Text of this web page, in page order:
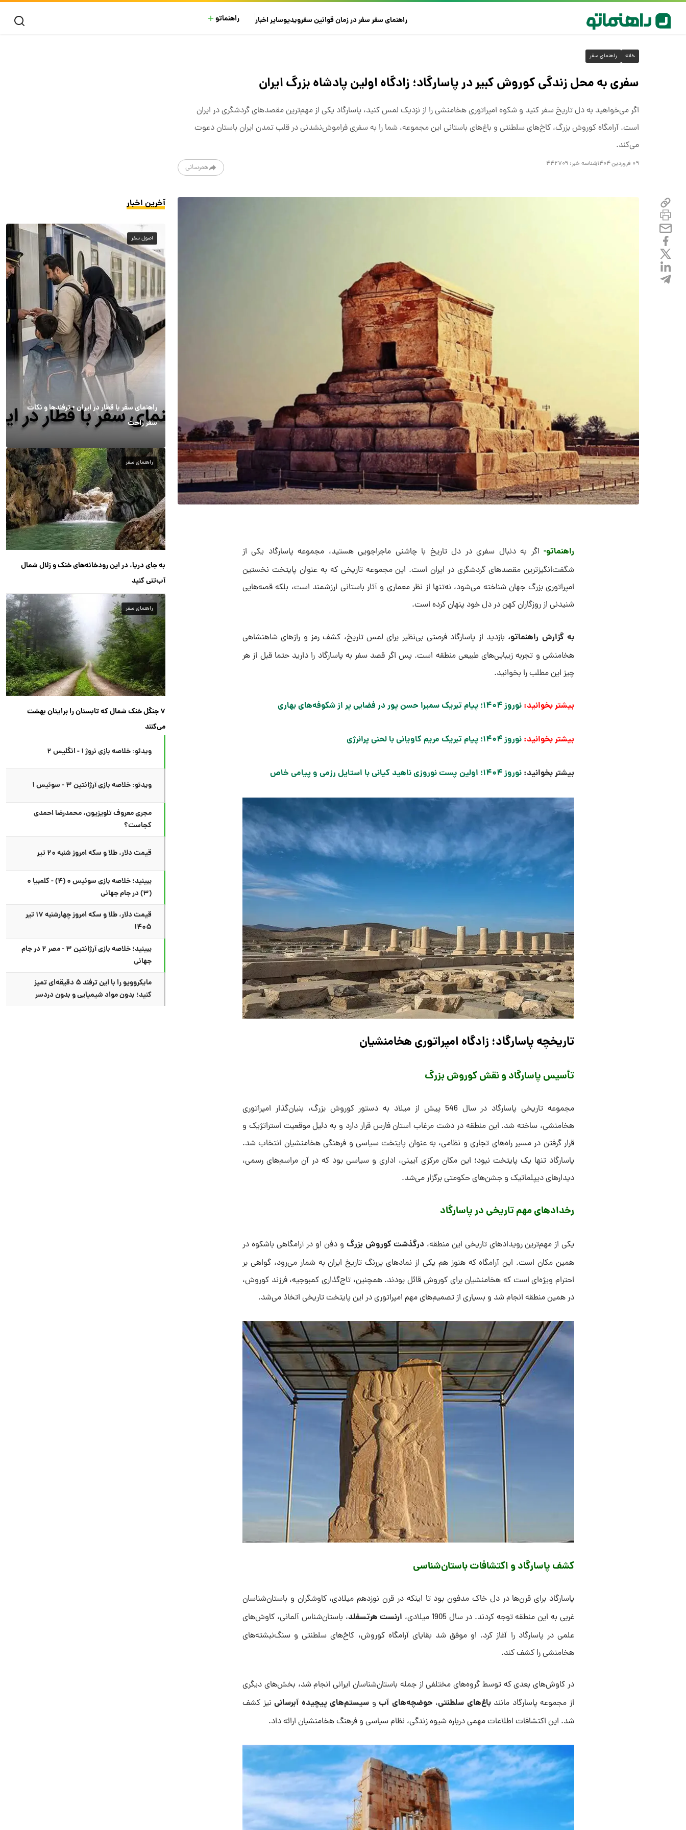
راهنمای سفرسفر در زمانقوانین سفرویدیوسایراخبار راهنماتو
خانه راهنمای سفر
سفری به محل زندگی کوروش کبیر در پاسارگاد؛ زادگاه اولین پادشاه بزرگ ایران
اگر می‌خواهید به دل تاریخ سفر کنید و شکوه امپراتوری هخامنشی را از نزدیک لمس کنید، پاسارگاد یکی از مهم‌ترین مقصدهای گردشگری در ایران
است. آرامگاه کوروش بزرگ، کاخ‌های سلطنتی و باغ‌های باستانی این مجموعه، شما را به سفری فراموش‌نشدنی در قلب تمدن ایران باستان دعوت
می‌کند.
۰۹ فروردین ۱۴۰۴ شناسه خبر: ۴۴۲۷۰۹ همرسانی
راهنماتو- اگر به دنبال سفری در دل تاریخ با چاشنی ماجراجویی هستید، مجموعه پاسارگاد یکی از
شگفت‌انگیزترین مقصدهای گردشگری در ایران است. این مجموعه تاریخی که به عنوان پایتخت نخستین
امپراتوری بزرگ جهان شناخته می‌شود، نه‌تنها از نظر معماری و آثار باستانی ارزشمند است، بلکه قصه‌هایی
شنیدنی از روزگاران کهن در دل خود پنهان کرده است.
به گزارش راهنماتو، بازدید از پاسارگاد فرصتی بی‌نظیر برای لمس تاریخ، کشف رمز و رازهای شاهنشاهی
هخامنشی و تجربه زیبایی‌های طبیعی منطقه است. پس اگر قصد سفر به پاسارگاد را دارید حتما قبل از هر
چیز این مطلب را بخوانید.
بیشتر بخوانید: نوروز ۱۴۰۴؛ پیام تبریک سمیرا حسن پور در فضایی پر از شکوفه‌های بهاری​
بیشتر بخوانید: نوروز ۱۴۰۴؛ پیام تبریک مریم کاویانی با لحنی پرانرژی​
بیشتر بخوانید: نوروز ۱۴۰۴؛ اولین پست نوروزی ناهید کیانی با استایل رزمی و پیامی خاص​
تاریخچه پاسارگاد؛ زادگاه امپراتوری هخامنشیان
تأسیس پاسارگاد و نقش کوروش بزرگ
مجموعه تاریخی پاسارگاد در سال 546 پیش از میلاد به دستور کوروش بزرگ، بنیان‌گذار امپراتوری
هخامنشی، ساخته شد. این منطقه در دشت مرغاب استان فارس قرار دارد و به دلیل موقعیت استراتژیک و
قرار گرفتن در مسیر راه‌های تجاری و نظامی، به عنوان پایتخت سیاسی و فرهنگی هخامنشیان انتخاب شد.
پاسارگاد تنها یک پایتخت نبود؛ این مکان مرکزی آیینی، اداری و سیاسی بود که در آن مراسم‌های رسمی،
دیدارهای دیپلماتیک و جشن‌های حکومتی برگزار می‌شد.
رخدادهای مهم تاریخی در پاسارگاد
یکی از مهم‌ترین رویدادهای تاریخی این منطقه، درگذشت کوروش بزرگ و دفن او در آرامگاهی باشکوه در
همین مکان است. این آرامگاه که هنوز هم یکی از نمادهای پررنگ تاریخ ایران به شمار می‌رود، گواهی بر
احترام ویژه‌ای است که هخامنشیان برای کوروش قائل بودند. همچنین، تاج‌گذاری کمبوجیه، فرزند کوروش،
در همین منطقه انجام شد و بسیاری از تصمیم‌های مهم امپراتوری در این پایتخت تاریخی اتخاذ می‌شد.
کشف پاسارگاد و اکتشافات باستان‌شناسی
پاسارگاد برای قرن‌ها در دل خاک مدفون بود تا اینکه در قرن نوزدهم میلادی، کاوشگران و باستان‌شناسان
غربی به این منطقه توجه کردند. در سال 1905 میلادی،
ارنست هرتسفلد، باستان‌شناس آلمانی، کاوش‌های
علمی در پاسارگاد را آغاز کرد. او موفق شد بقایای آرامگاه کوروش، کاخ‌های سلطنتی و سنگ‌نبشته‌های
هخامنشی را کشف کند.
در کاوش‌های بعدی که توسط گروه‌های مختلفی از جمله باستان‌شناسان ایرانی انجام شد، بخش‌های دیگری
از مجموعه پاسارگاد مانندباغ‌های سلطنتی، حوضچه‌های آبو سیستم‌های پیچیده آبرسانینیز کشف
شد. این اکتشافات اطلاعات مهمی درباره شیوه زندگی، نظام سیاسی و فرهنگ هخامنشیان ارائه داد.
آخرین اخبار
اصول سفر
راهنمای سفر با قطار در ایران + ترفندها و نکات
سفر راحت
راهنمای سفر
به جای دریا، در این رودخانه‌های خنک و زلال شمال
آب‌تنی کنید
راهنمای سفر
۷ جنگل خنک شمال که تابستان را برایتان بهشت
می‌کنند
ویدئو: خلاصه بازی نروژ ۱ - انگلیس ۲
ویدئو: خلاصه بازی آرژانتین ۳ - سوئیس ۱
مجری معروف تلویزیون، محمدرضا احمدی
کجاست؟
قیمت دلار، طلا و سکه امروز شنبه ۲۰ تیر
ببینید؛ خلاصه بازی سوئیس ۰ (۴) - کلمبیا ۰
(۳) در جام جهانی
قیمت دلار، طلا و سکه امروز چهارشنبه ۱۷ تیر
۱۴۰۵
ببینید؛ خلاصه بازی آرژانتین ۳ - مصر ۲ در جام
جهانی
مایکروویو را با این ترفند ۵ دقیقه‌ای تمیز
کنید؛ بدون مواد شیمیایی و بدون دردسر